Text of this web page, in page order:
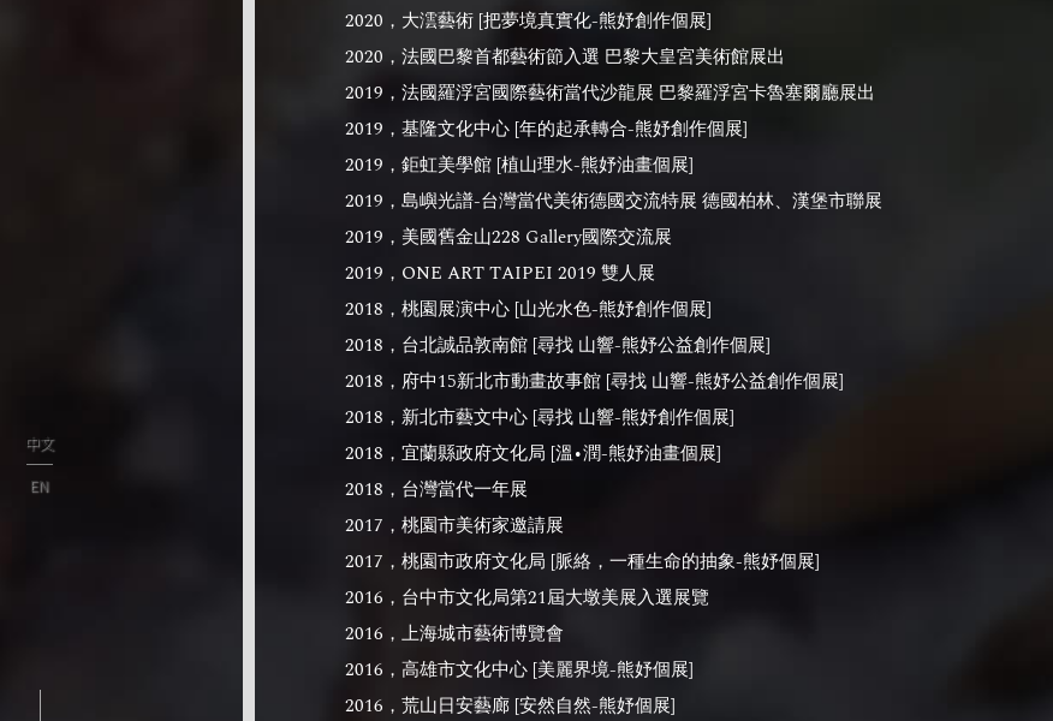
2020，大澐藝術 [把夢境真實化-熊妤創作個展]
2020，法國巴黎首都藝術節入選 巴黎大皇宮美術館展出
2019，法國羅浮宮國際藝術當代沙龍展 巴黎羅浮宮卡魯塞爾廳展出
2019，基隆文化中心 [年的起承轉合-熊妤創作個展]
2019，鉅虹美學館 [植山理水-熊妤油畫個展]
2019，島嶼光譜-台灣當代美術德國交流特展 德國柏林、漢堡市聯展
2019，美國舊金山228 Gallery國際交流展
2019，ONE ART TAIPEI 2019 雙人展
2018，桃園展演中心 [山光水色-熊妤創作個展]
2018，台北誠品敦南館 [尋找 山響-熊妤公益創作個展]
2018，府中15新北市動畫故事館 [尋找 山響-熊妤公益創作個展]
2018，新北市藝文中心 [尋找 山響-熊妤創作個展]
2018，宜蘭縣政府文化局 [溫•潤-熊妤油畫個展]
2018，台灣當代一年展
2017，桃園市美術家邀請展
2017，桃園市政府文化局 [脈絡，一種生命的抽象-熊妤個展]
2016，台中市文化局第21屆大墩美展入選展覽
2016，上海城市藝術博覽會
2016，高雄市文化中心 [美麗界境-熊妤個展]
2016，荒山日安藝廊 [安然自然-熊妤個展]
中文
EN